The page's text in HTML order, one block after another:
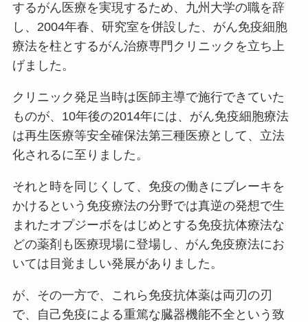
するがん医療を実現するため、九州大学の職を辞
し、2004年春、研究室を併設した、がん免疫細胞
療法を柱とするがん治療専門クリニックを立ち上
げました。
クリニック発足当時は医師主導で施行できていた
ものが、10年後の2014年には、がん免疫細胞療法
は再生医療等安全確保法第三種医療として、立法
化されるに至りました。
それと時を同じくして、免疫の働きにブレーキを
かけるという免疫療法の分野では真逆の発想で生
まれたオプジーボをはじめとする免疫抗体療法な
どの薬剤も医療現場に登場し、がん免疫療法にお
いては目覚ましい発展がありました。
が、その一方で、これら免疫抗体薬は両刃の刃
で、自己免疫による重篤な臓器機能不全という致